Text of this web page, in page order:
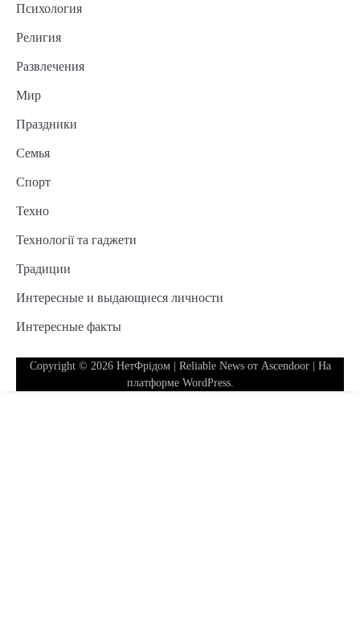
Психология
Религия
Развлечения
Мир
Праздники
Семья
Спорт
Техно
Технології та гаджети
Традиции
Интересные и выдающиеся личности
Интересные факты
Copyright © 2026 НетФрідом| Reliable News от Ascendoor| На
платформе WordPress.